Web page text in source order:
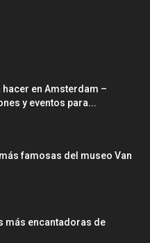
hacer en Amsterdam –
y eventos para...
famosas del museo Van
más encantadoras de